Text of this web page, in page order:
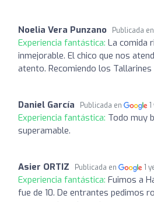
Noelia Vera Punzano Publicada en
Experiencia fantástica: La comida
inmejorable. El chico que nos
atento. Recomiendo los Tallarines
Daniel García Publicada en
Experiencia fantástica: Todo muy
superamable.
Asier ORTIZ Publicada en 1
Experiencia fantástica: Fuimos a
fue de 10. De entrantes pedimos